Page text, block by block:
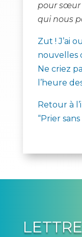
pour sœur
qui nous
Zut ! J’ai
nouvelles
Ne criez
l’heure
Retour à
“Prier